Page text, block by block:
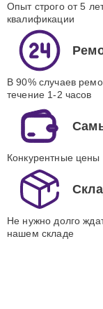
Опыт строго от 5
квалификации
В 90% случаев
течение 1-2 часов
Конкурентные цены
Не нужно долго
нашем складе